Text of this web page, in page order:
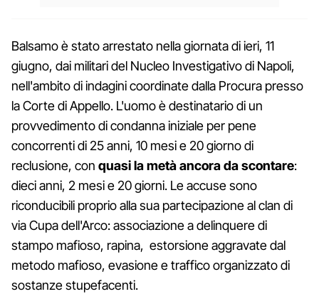
Balsamo è stato arrestato nella giornata di ieri, 11
giugno, dai militari del Nucleo Investigativo di Napoli,
nell'ambito di indagini coordinate dalla Procura presso
la Corte di Appello. L'uomo è destinatario di un
provvedimento di condanna iniziale per pene
concorrenti di 25 anni, 10 mesi e 20 giorno di
reclusione, con quasi la metà ancora da scontare:
dieci anni, 2 mesi e 20 giorni. Le accuse sono
riconducibili proprio alla sua partecipazione al clan di
via Cupa dell'Arco: associazione a delinquere di
stampo mafioso, rapina, estorsione aggravate dal
metodo mafioso, evasione e traffico organizzato di
sostanze stupefacenti.